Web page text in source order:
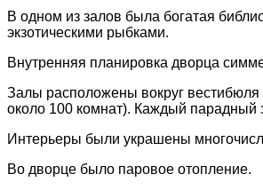
В одном из залов была богатая
экзотическими рыбками.
Внутренняя планировка дворца
Залы расположены вокруг
около 100 комнат). Каждый парадный
Интерьеры были украшены
Во дворце было паровое отопление.